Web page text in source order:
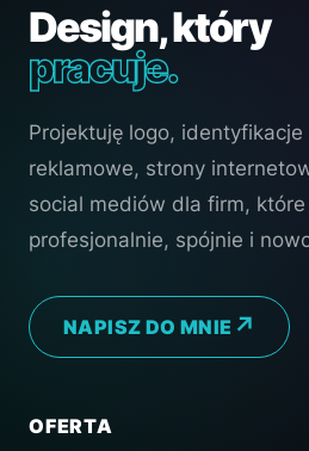
Design, który
pracuje.
Projektuję logo,
reklamowe, strony
social mediów dla firm,
profesjonalnie, spójnie i
NAPISZ DO MNIE
OFERTA